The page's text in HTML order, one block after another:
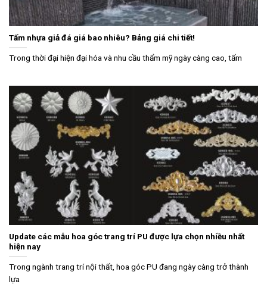
Tấm nhựa giả đá giá bao nhiêu? Bảng giá chi tiết!
Trong thời đại hiện đại hóa và nhu cầu thẩm mỹ ngày càng cao, tấm
Update các mẫu hoa góc trang trí PU được lựa chọn nhiều nhất
hiện nay
Trong ngành trang trí nội thất, hoa góc PU đang ngày càng trở thành
lựa